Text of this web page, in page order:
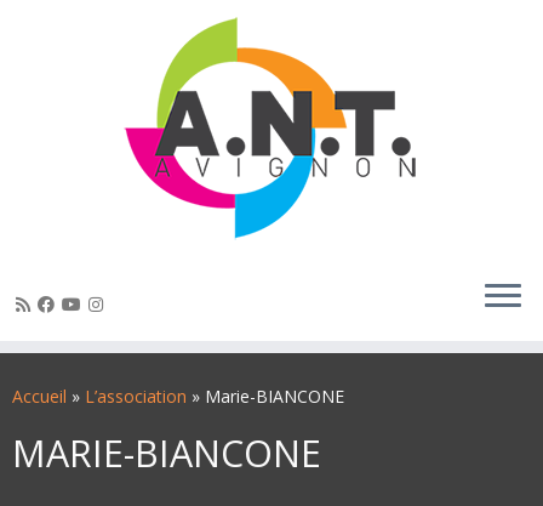
auAccueil » L’association » Marie-BIANCONE
MARIE-BIANCONE